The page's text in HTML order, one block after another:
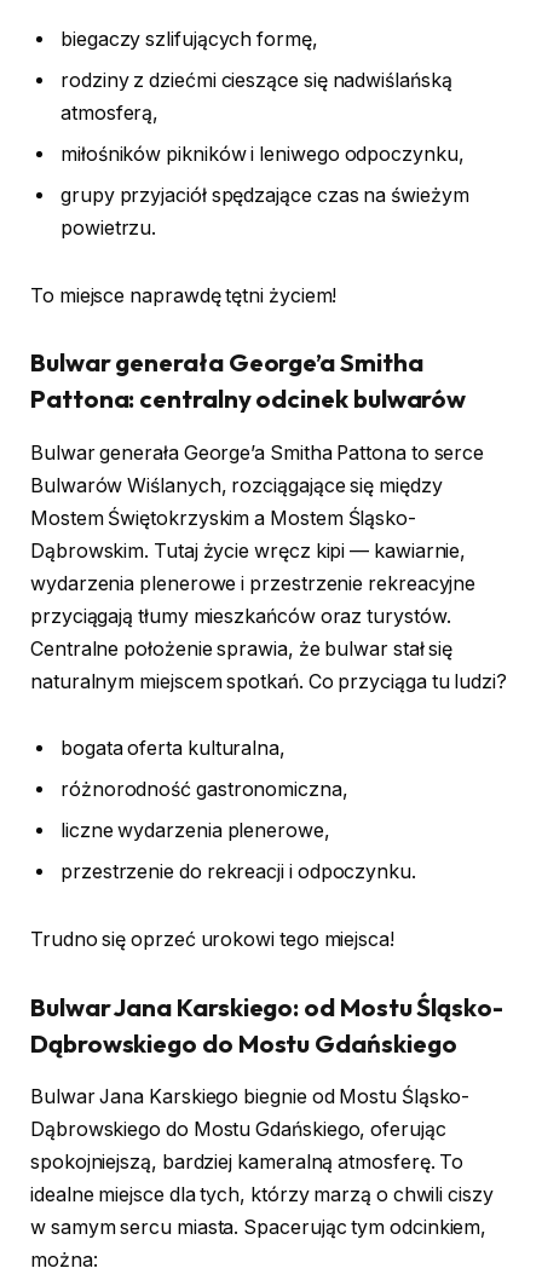
biegaczy szlifujących formę,
rodziny z dziećmi cieszące się nadwiślańską
atmosferą,
miłośników pikników i leniwego odpoczynku,
grupy przyjaciół spędzające czas na świeżym
powietrzu.
To miejsce naprawdę tętni życiem!
Bulwar generała George’a Smitha
Pattona: centralny odcinek bulwarów
Bulwar generała George’a Smitha Pattona to serce
Bulwarów Wiślanych, rozciągające się między
Mostem Świętokrzyskim a Mostem Śląsko-
Dąbrowskim. Tutaj życie wręcz kipi — kawiarnie,
wydarzenia plenerowe i przestrzenie rekreacyjne
przyciągają tłumy mieszkańców oraz turystów.
Centralne położenie sprawia, że bulwar stał się
naturalnym miejscem spotkań. Co przyciąga tu ludzi?
bogata oferta kulturalna,
różnorodność gastronomiczna,
liczne wydarzenia plenerowe,
przestrzenie do rekreacji i odpoczynku.
Trudno się oprzeć urokowi tego miejsca!
Bulwar Jana Karskiego: od Mostu Śląsko-
Dąbrowskiego do Mostu Gdańskiego
Bulwar Jana Karskiego biegnie od Mostu Śląsko-
Dąbrowskiego do Mostu Gdańskiego, oferując
spokojniejszą, bardziej kameralną atmosferę. To
idealne miejsce dla tych, którzy marzą o chwili ciszy
w samym sercu miasta. Spacerując tym odcinkiem,
można: